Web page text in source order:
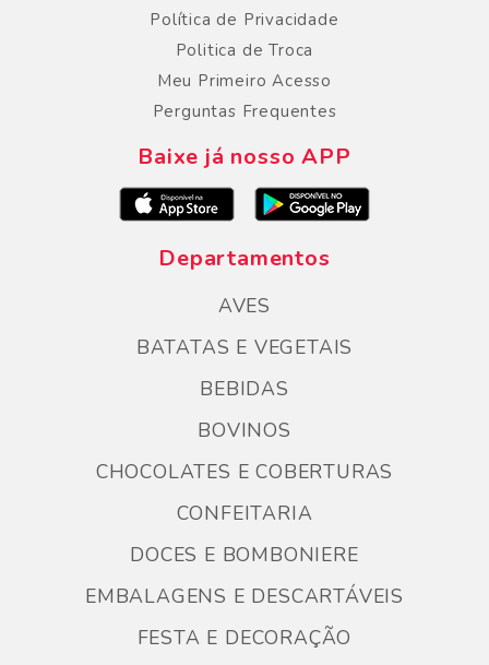
Política de Privacidade
Politica de Troca
Meu Primeiro Acesso
Perguntas Frequentes
Baixe já nosso APP
Departamentos
AVES
BATATAS E VEGETAIS
BEBIDAS
BOVINOS
CHOCOLATES E COBERTURAS
CONFEITARIA
DOCES E BOMBONIERE
EMBALAGENS E DESCARTÁVEIS
FESTA E DECORAÇÃO